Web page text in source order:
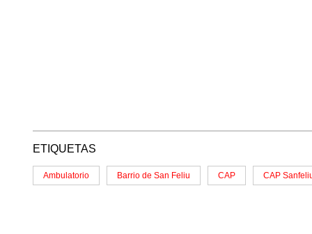
ETIQUETAS
Ambulatorio Barrio de San Feliu CAP CAP